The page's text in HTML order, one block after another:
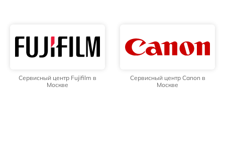
Сервисный центр Fujifilm в
Москве
Сервисный центр Canon в
Москве